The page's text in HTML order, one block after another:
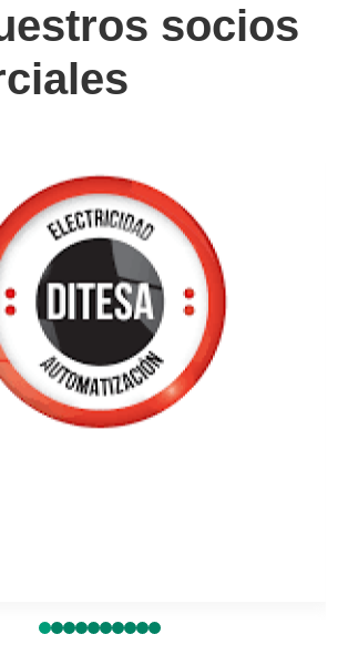
socios